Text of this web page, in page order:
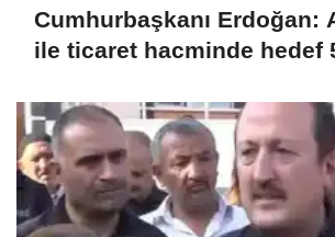
Cumhurbaşkanı Erdoğan:
ile ticaret hacminde hedef